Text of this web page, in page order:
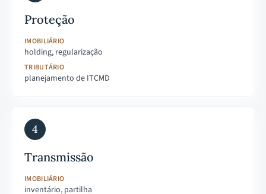
Proteção
IMOBILIÁRIO
holding, regularização
TRIBUTÁRIO
planejamento de ITCMD
4
Transmissão
IMOBILIÁRIO
inventário, partilha